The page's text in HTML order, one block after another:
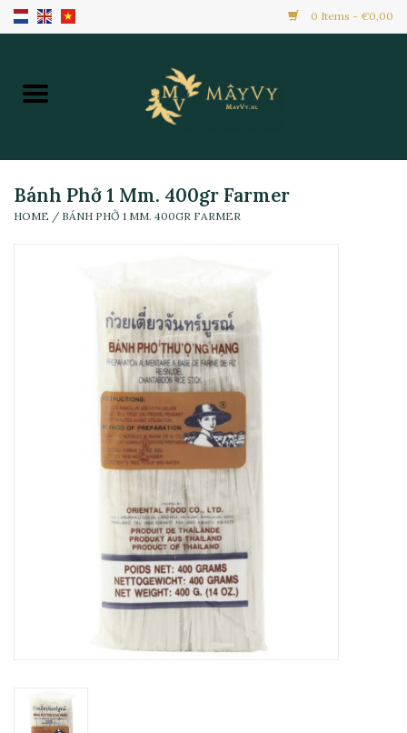
0 Items - €0,00
Home
Hàng Mới
Bánh Phở 1 Mm. 400gr Farmer
HOME / BÁNH PHỞ 1 MM. 400GR FARMER